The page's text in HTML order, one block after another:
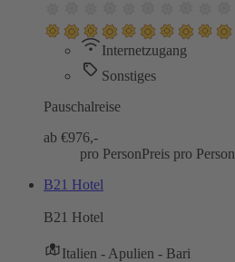
Internetzugang
Sonstiges
Pauschalreise
ab €976,-
pro PersonPreis pro Person
B21 Hotel
B21 Hotel
Italien - Apulien - Bari